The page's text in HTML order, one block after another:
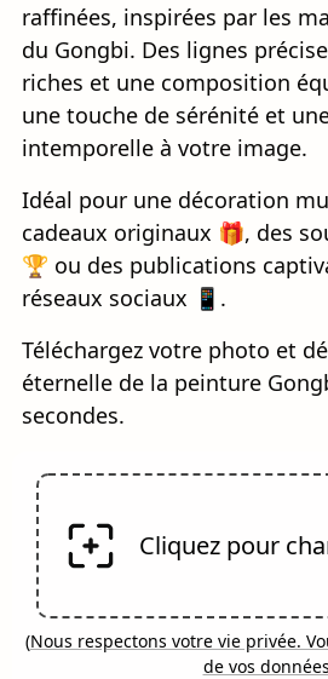
raffinées, inspirées par les
du Gongbi. Des lignes
riches et une composition
une touche de sérénité et
intemporelle à votre image.
Idéal pour une décoration
cadeaux originaux 🎁, des
🏆 ou des publications
réseaux sociaux 📱.
Téléchargez votre photo et
éternelle de la peinture
secondes.
Cliquez pour
(Nous respectons votre vie privée.
de vos